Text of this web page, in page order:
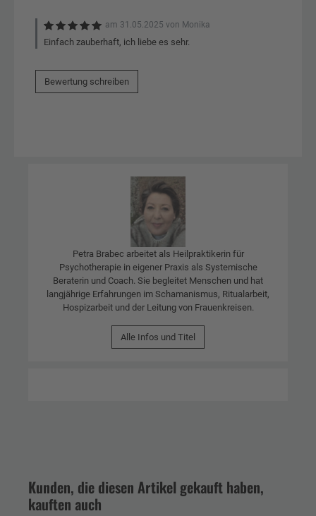
am 31.05.2025 von Monika
Einfach zauberhaft, ich liebe es sehr.
Bewertung schreiben
Petra Brabec arbeitet als Heilpraktikerin für
Psychotherapie in eigener Praxis als Systemische
Beraterin und Coach. Sie begleitet Menschen und hat
langjährige Erfahrungen im Schamanismus, Ritualarbeit,
Hospizarbeit und der Leitung von Frauenkreisen.
Alle Infos und Titel
Kunden, die diesen Artikel gekauft haben,
kauften auch